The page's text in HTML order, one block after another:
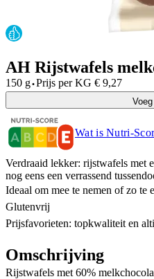
AH Rijstwafels
150 g·Prijs per KG € 9,27
Wat is Nutri-
Verdraaid lekker: rijstwafels met
nog eens een verrassend
Ideaal om mee te nemen of zo te
Glutenvrij
Prijsfavorieten: topkwaliteit en
Omschrijving
Rijstwafels met 60%